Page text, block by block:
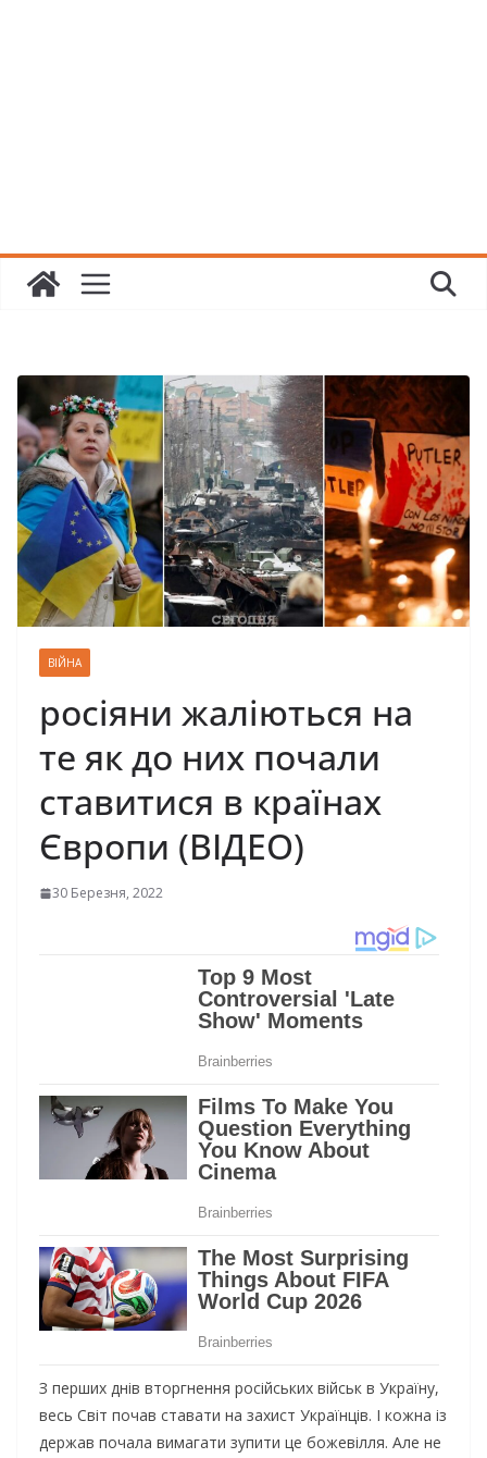
ВІЙНА
росіяни жаліються на
те як до них почали
ставитися в країнах
Європи (ВІДЕО)
30 Березня, 2022
З перших днів вторгнення російських військ в Україну,
весь Світ почав ставати на захист Українців. І кожна із
держав почала вимагати зупити це божевілля. Але не